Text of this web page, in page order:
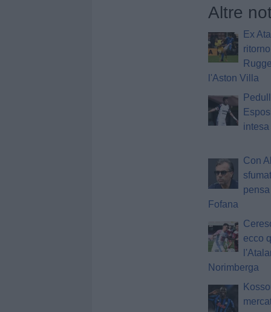
Altre
Ex
l'Aston Villa
Con
Fofana
ecco
Norimberga